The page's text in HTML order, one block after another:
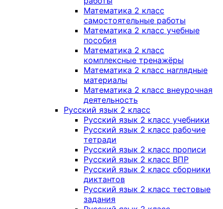
Математика 2 класс
самостоятельные работы
Математика 2 класс учебные
пособия
Математика 2 класс
комплексные тренажёры
Математика 2 класс наглядные
материалы
Математика 2 класс внеурочная
деятельность
Русский язык 2 класс
Русский язык 2 класс учебники
Русский язык 2 класс рабочие
тетради
Русский язык 2 класс прописи
Русский язык 2 класс ВПР
Русский язык 2 класс сборники
диктантов
Русский язык 2 класс тестовые
задания